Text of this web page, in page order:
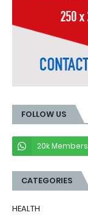
FOLLOW US
20k Members
CATEGORIES
HEALTH